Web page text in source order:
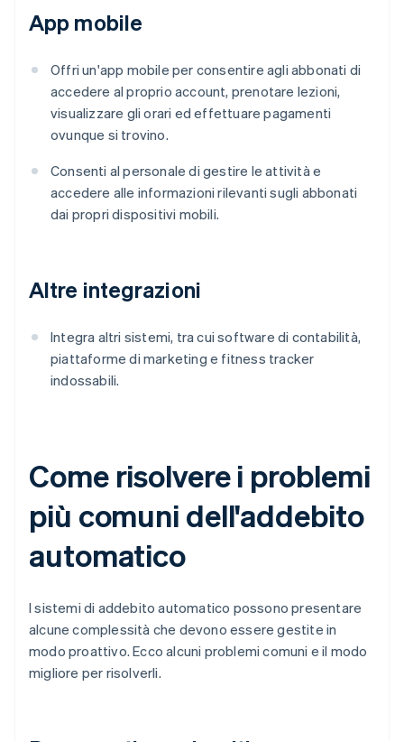
App mobile
Offri un'app mobile per consentire agli abbonati di
accedere al proprio account, prenotare lezioni,
visualizzare gli orari ed effettuare pagamenti
ovunque si trovino.
Consenti al personale di gestire le attività e
accedere alle informazioni rilevanti sugli abbonati
dai propri dispositivi mobili.
Altre integrazioni
Integra altri sistemi, tra cui software di contabilità,
piattaforme di marketing e fitness tracker
indossabili.
Come risolvere i problemi
più comuni dell'addebito
automatico
I sistemi di addebito automatico possono presentare
alcune complessità che devono essere gestite in
modo proattivo. Ecco alcuni problemi comuni e il modo
migliore per risolverli.